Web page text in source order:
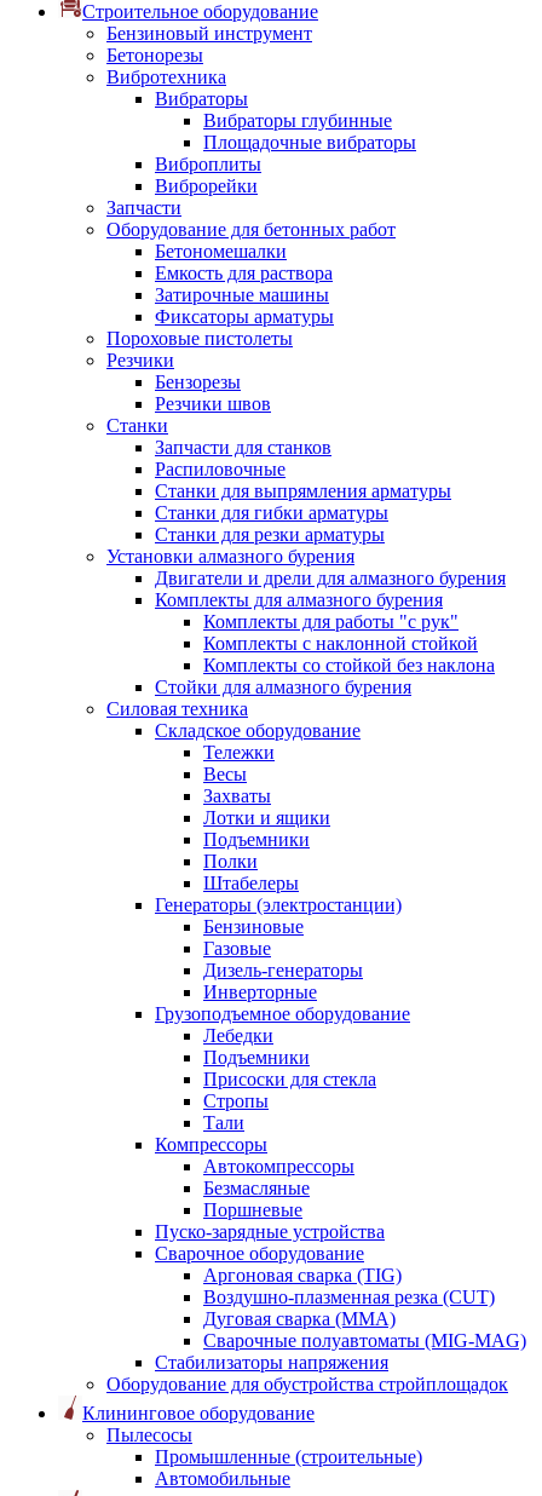
Строительное оборудование
Бензиновый инструмент
Бетонорезы
Вибротехника
Вибраторы
Вибраторы глубинные
Площадочные вибраторы
Виброплиты
Виброрейки
Запчасти
Оборудование для бетонных работ
Бетономешалки
Емкость для раствора
Затирочные машины
Фиксаторы арматуры
Пороховые пистолеты
Резчики
Бензорезы
Резчики швов
Станки
Запчасти для станков
Распиловочные
Станки для выпрямления арматуры
Станки для гибки арматуры
Станки для резки арматуры
Установки алмазного бурения
Двигатели и дрели для алмазного бурения
Комплекты для алмазного бурения
Комплекты для работы "с рук"
Комплекты с наклонной стойкой
Комплекты со стойкой без наклона
Стойки для алмазного бурения
Силовая техника
Складское оборудование
Тележки
Весы
Захваты
Лотки и ящики
Подъемники
Полки
Штабелеры
Генераторы (электростанции)
Бензиновые
Газовые
Дизель-генераторы
Инверторные
Грузоподъемное оборудование
Лебедки
Подъемники
Присоски для стекла
Стропы
Тали
Компрессоры
Автокомпрессоры
Безмасляные
Поршневые
Пуско-зарядные устройства
Сварочное оборудование
Аргоновая сварка (TIG)
Воздушно-плазменная резка (CUT)
Дуговая сварка (ММА)
Сварочные полуавтоматы (MIG-MAG)
Стабилизаторы напряжения
Оборудование для обустройства стройплощадок
Клининговое оборудование
Пылесосы
Промышленные (строительные)
Автомобильные